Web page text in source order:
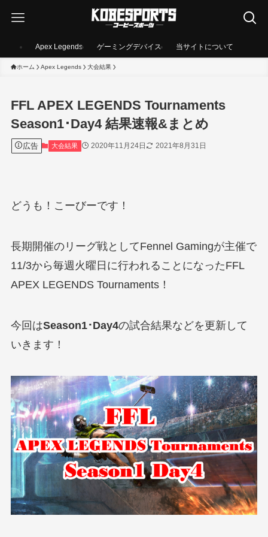
Apex Legends ゲーミングデバイス 当サイトについて
ホーム Apex Legends 大会結果
FFL APEX LEGENDS Tournaments
Season1･Day4 結果速報&まとめ
広告 大会結果 2020年11月24日 2021年8月31日
どうも！こーびーです！
長期開催のリーグ戦としてFennel Gamingが主催で
11/3から毎週火曜日に行われることになったFFL
APEX LEGENDS Tournaments！
今回はSeason1･Day4の試合結果などを更新して
いきます！